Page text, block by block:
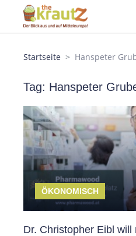
Startseite Hanspeter
Tag: Hanspeter
ÖKONOMISCH
Dr. Christopher Eibl will